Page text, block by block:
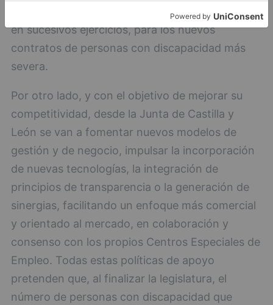
un 10 % adicional en 2016, hasta llegar al 75 %
en sucesivos ejercicios, para los nuevos
contratos de personas con discapacidad más
severa.
Por otro lado, y con el objetivo de mejorar su
competitividad, desde la Junta de Castilla y
León se van a fomentar nuevos modelos de
gestión y de negocio, impulsar la incorporación
de nuevas tecnologías, la integración de
principios de transparencia o la generación de
sinergias, facilitando un enfoque más comercial
y orientado al mercado, en colaboración y
consenso con los propios Centros Especiales de
Empleo. Todas estas políticas de apoyo
pretenden que, al finalizar la legislatura, el
número de personas con discapacidad que